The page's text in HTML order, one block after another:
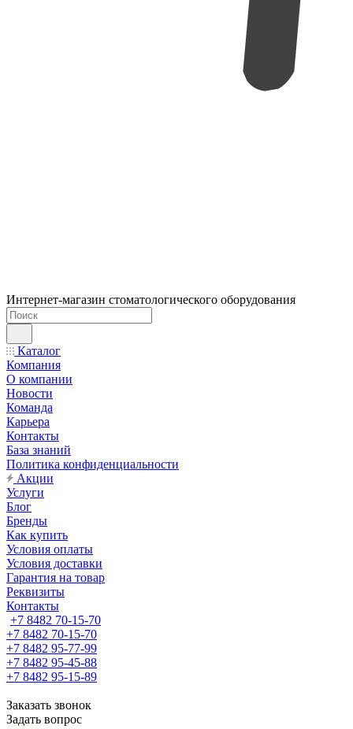
Интернет-магазин стоматологического оборудования
Каталог
Компания
О компании
Новости
Команда
Карьера
Контакты
База знаний
Политика конфиденциальности
Акции
Услуги
Блог
Бренды
Как купить
Условия оплаты
Условия доставки
Гарантия на товар
Реквизиты
Контакты
+7 8482 70-15-70
+7 8482 70-15-70
+7 8482 95-77-99
+7 8482 95-45-88
+7 8482 95-15-89
Заказать звонок
Задать вопрос